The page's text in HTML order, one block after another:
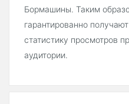
Бормашины. Таким
гарантированно
статистику просмотров
аудитории.